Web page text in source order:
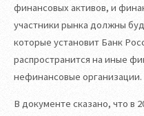
финансовых активов, и
участники рынка должны
которые установит Банк
распространится на иные
нефинансовые организации.
В документе сказано, что в